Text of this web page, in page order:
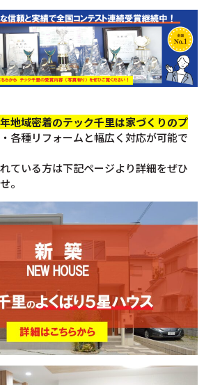
地域密着のテック千里は家づくりのプ
各種リフォームと幅広く対応が可能で
ている方は下記ページより詳細をぜひ
。